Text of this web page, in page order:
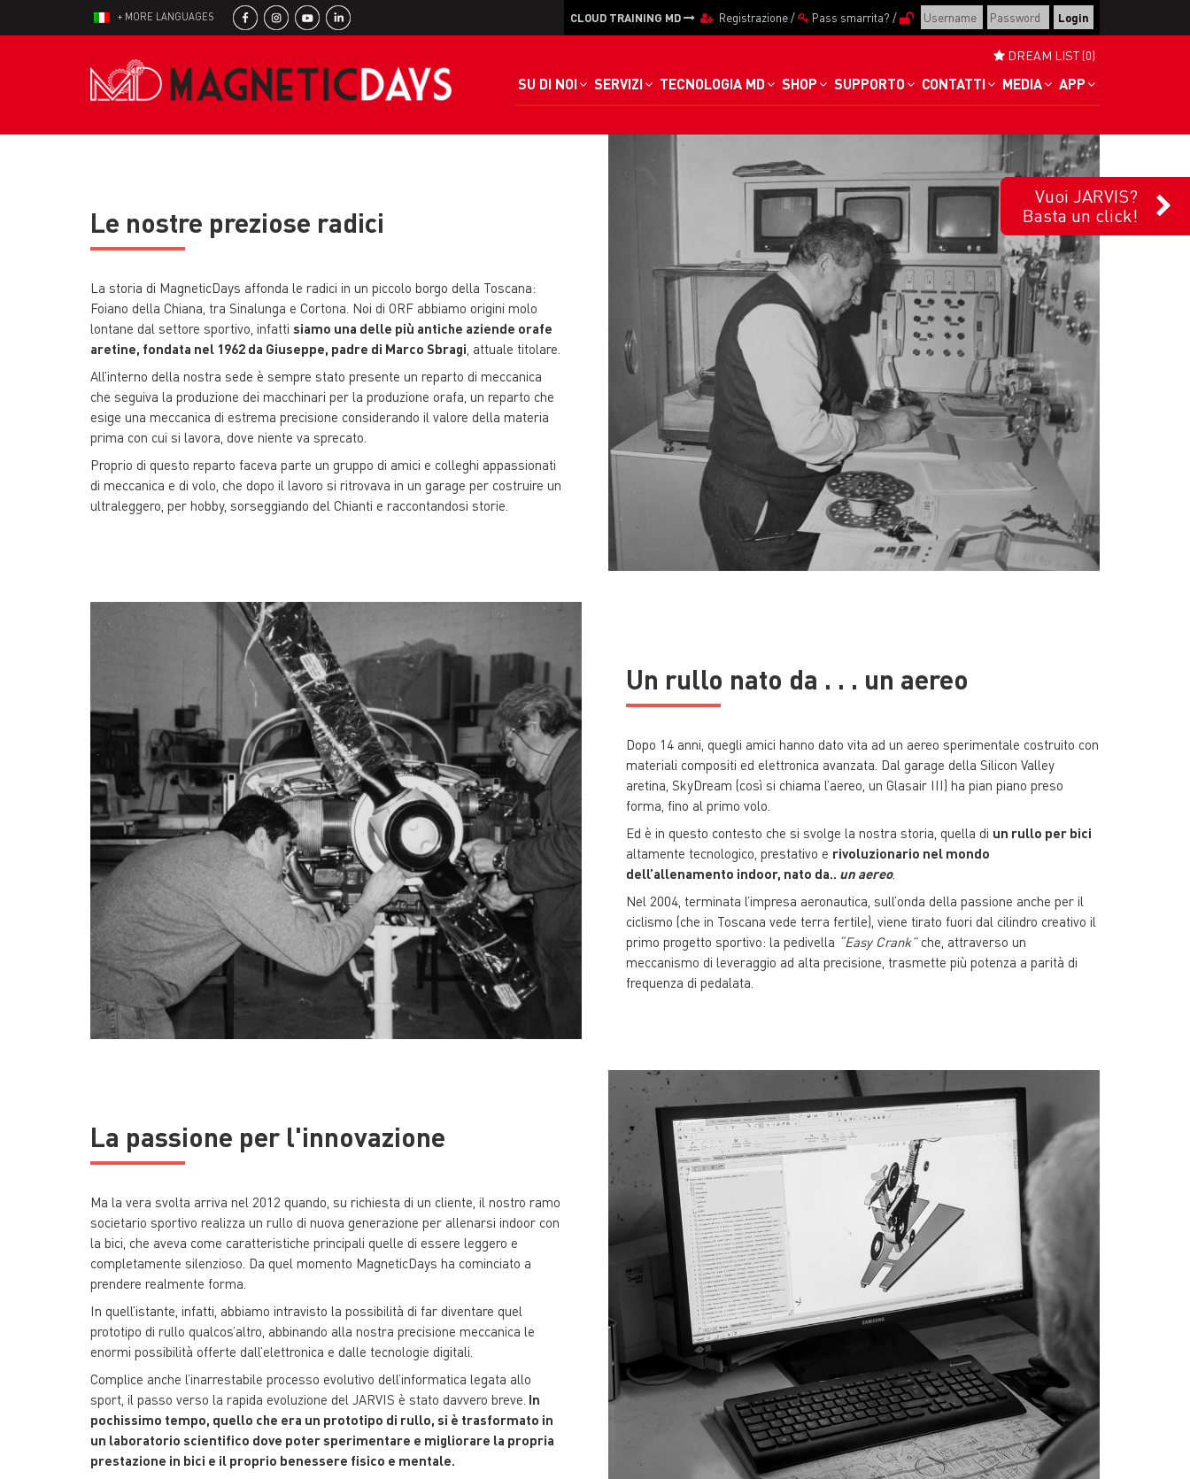
+ MORE LANGUAGES CLOUD TRAINING MD Registrazione/ Pass smarrita? /
SU DI NOI SERVIZI TECNOLOGIA MD SHOP SUPPORTO CONTATTI MEDIA APP
DREAM LIST (0)
Vuoi JARVIS?
Basta un click!
Le nostre preziose radici
La storia di MagneticDays affonda le radici in un piccolo borgo della Toscana:
Foiano della Chiana, tra Sinalunga e Cortona. Noi di ORF abbiamo origini molo
lontane dal settore sportivo, infatti siamo una delle più antiche aziende orafe
aretine, fondata nel 1962 da Giuseppe, padre di Marco Sbragi , attuale titolare.
All’interno della nostra sede è sempre stato presente un reparto di meccanica
che seguiva la produzione dei macchinari per la produzione orafa, un reparto che
esige una meccanica di estrema precisione considerando il valore della materia
prima con cui si lavora, dove niente va sprecato.
Proprio di questo reparto faceva parte un gruppo di amici e colleghi appassionati
di meccanica e di volo, che dopo il lavoro si ritrovava in un garage per costruire un
ultraleggero, per hobby, sorseggiando del Chianti e raccontandosi storie.
Un rullo nato da . . . un aereo
Dopo 14 anni, quegli amici hanno dato vita ad un aereo sperimentale costruito con
materiali compositi ed elettronica avanzata. Dal garage della Silicon Valley
aretina, SkyDream (così si chiama l’aereo, un Glasair III) ha pian piano preso
forma, fino al primo volo.
Ed è in questo contesto che si svolge la nostra storia, quella di un rullo per bici
altamente tecnologico, prestativo e rivoluzionario nel mondo
dell’allenamento indoor, nato da.. un aereo.
Nel 2004, terminata l’impresa aeronautica, sull’onda della passione anche per il
ciclismo (che in Toscana vede terra fertile), viene tirato fuori dal cilindro creativo il
primo progetto sportivo: la pedivella “Easy Crank”che, attraverso un
meccanismo di leveraggio ad alta precisione, trasmette più potenza a parità di
frequenza di pedalata.
La passione per l'innovazione
Ma la vera svolta arriva nel 2012 quando, su richiesta di un cliente, il nostro ramo
societario sportivo realizza un rullo di nuova generazione per allenarsi indoor con
la bici, che aveva come caratteristiche principali quelle di essere leggero e
completamente silenzioso. Da quel momento MagneticDays ha cominciato a
prendere realmente forma.
In quell’istante, infatti, abbiamo intravisto la possibilità di far diventare quel
prototipo di rullo qualcos’altro, abbinando alla nostra precisione meccanica le
enormi possibilità offerte dall’elettronica e dalle tecnologie digitali.
Complice anche l’inarrestabile processo evolutivo dell’informatica legata allo
sport, il passo verso la rapida evoluzione del JARVIS è stato davvero breve. In
pochissimo tempo, quello che era un prototipo di rullo, si è trasformato in
un laboratorio scientifico dove poter sperimentare e migliorare la propria
prestazione in bici e il proprio benessere fisico e mentale.